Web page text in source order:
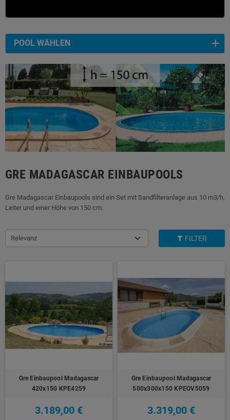
POOL WÄHLEN
GRE MADAGASCAR EINBAUPOOLS
Gre Madagascar Einbaupools sind ein Set mit Sandfilteranlage aus 10 m3/h,
Leiter und einer Höhe von 150 cm.
Relevanz FILTER
Gre Einbaupool Madagascar
420x150 KPE4259
3.189,00 €
Gre Einbaupool Madagascar
500x300x150 KPEOV5059
3.319,00 €